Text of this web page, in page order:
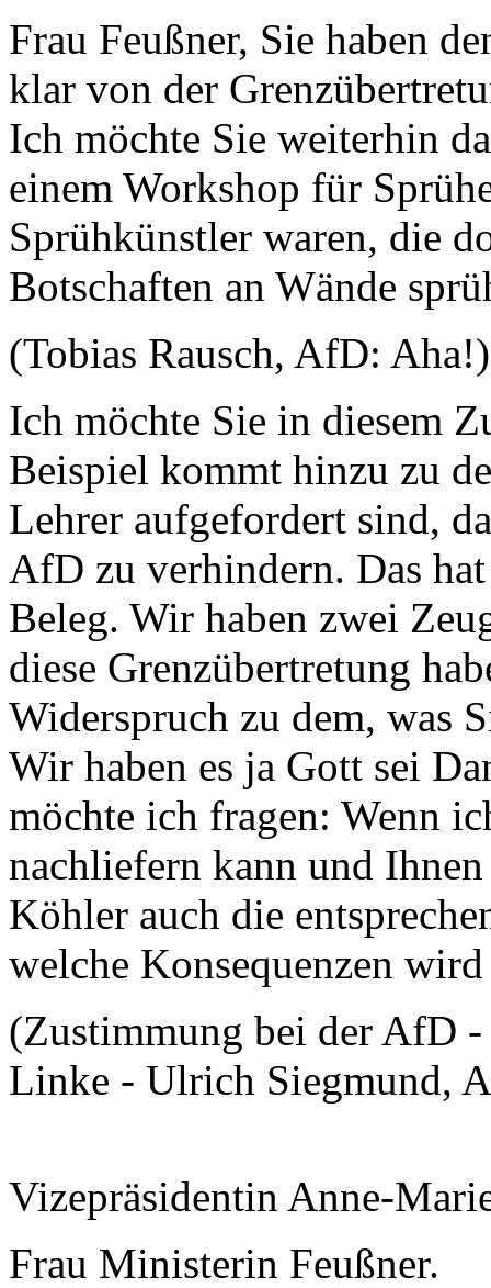
Frau Feußner, Sie haben
klar von der
Ich möchte Sie weiterhin
einem Workshop für
Sprühkünstler waren, die
Botschaften an Wände
(Tobias Rausch, AfD: Aha!)
Ich möchte Sie in diesem
Beispiel kommt hinzu zu
Lehrer aufgefordert sind,
AfD zu verhindern. Das
Beleg. Wir haben zwei
diese Grenzübertretung
Widerspruch zu dem, was
Wir haben es ja Gott sei
möchte ich fragen: Wenn
nachliefern kann und
Köhler auch die
welche Konsequenzen wird
(Zustimmung bei der AfD
Linke - Ulrich Siegmund,
Vizepräsidentin Anne-
Frau Ministerin Feußner.